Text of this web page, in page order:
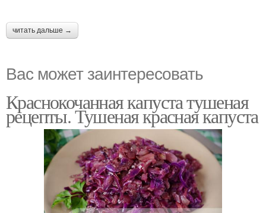
читать дальше →
Вас может заинтересовать
Краснокочанная капуста тушеная
рецепты. Тушеная красная капуста